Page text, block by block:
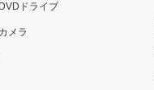
ドライブ
メラ